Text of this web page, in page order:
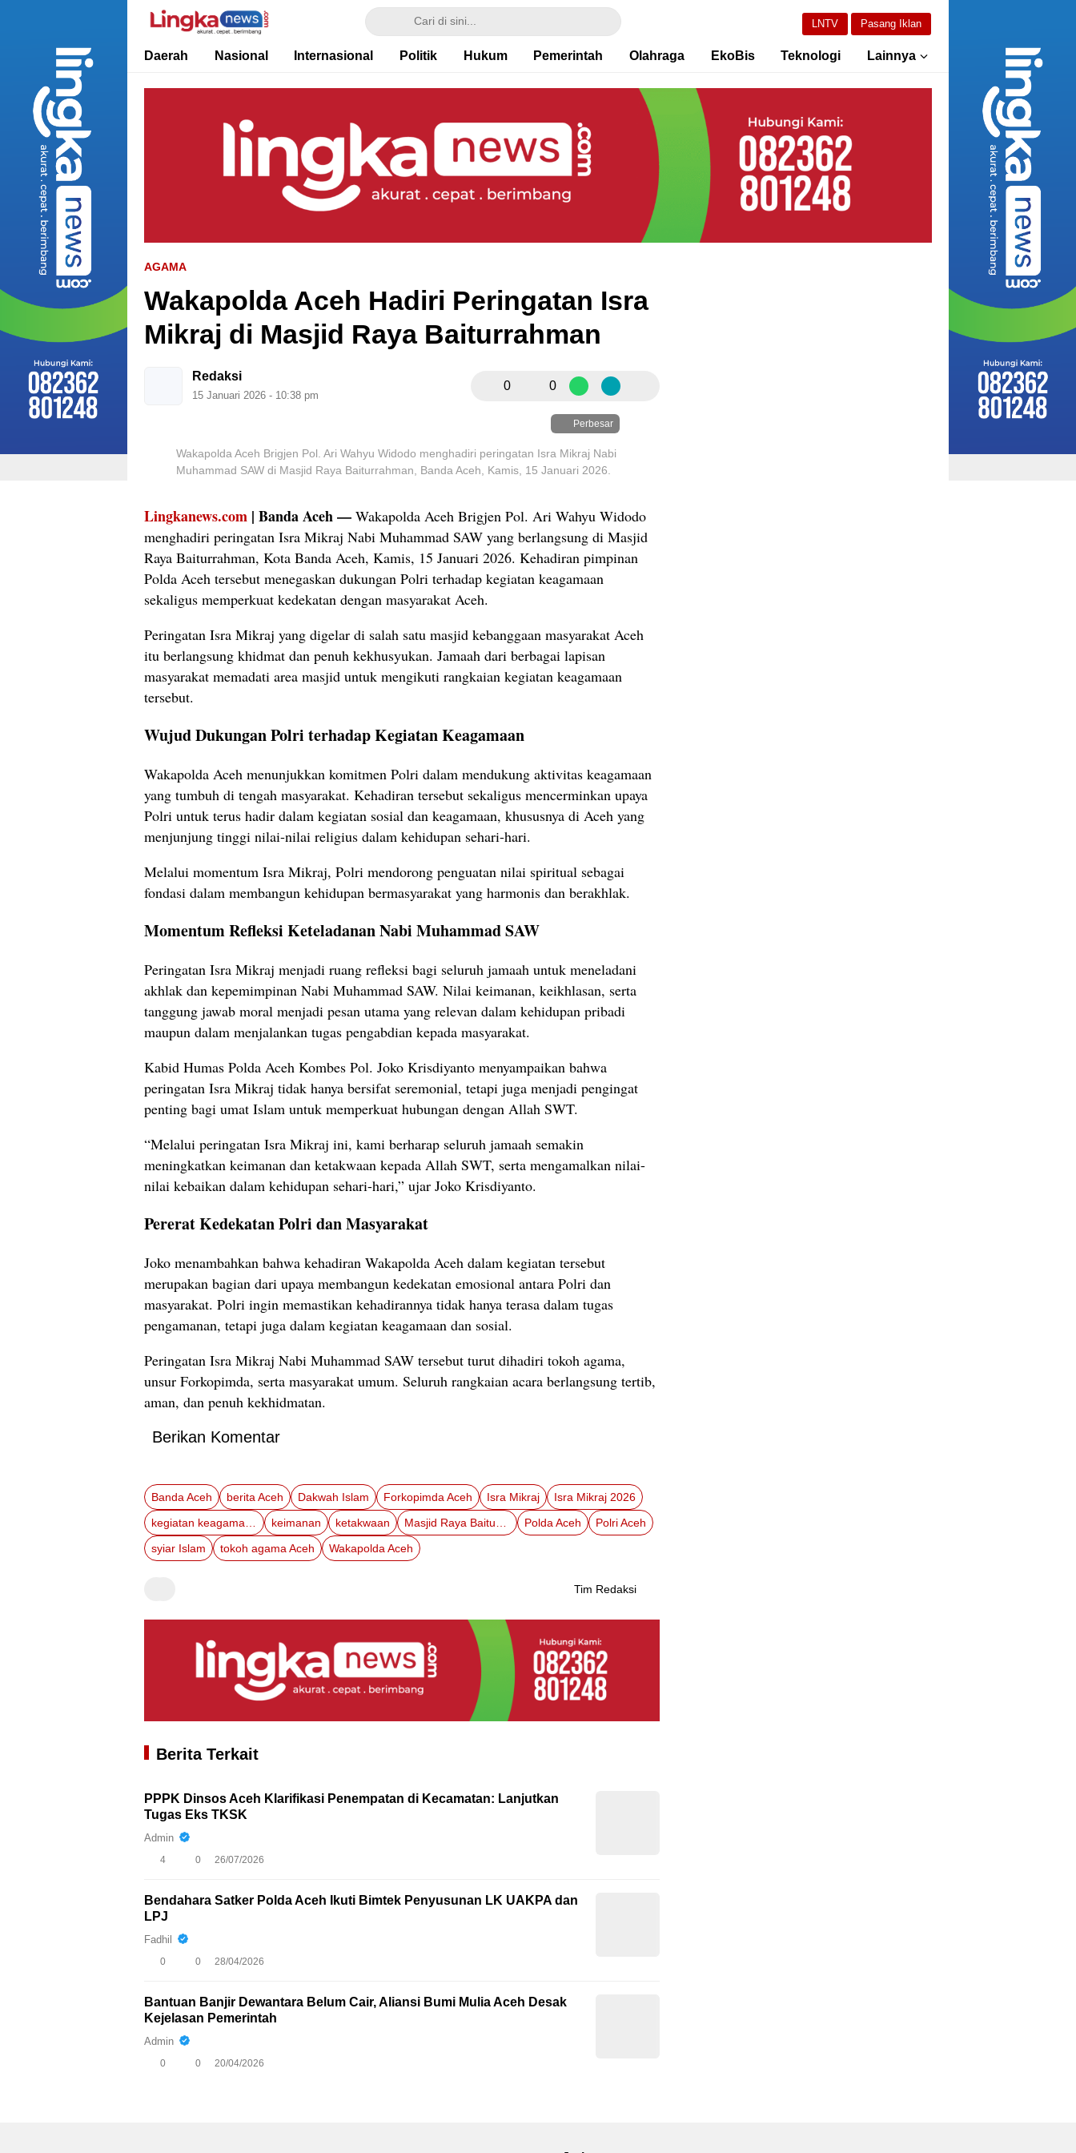
Lingkanews
Akurat. Cepat & Berimbang
LNTV Pasang Iklan
Daerah Nasional Internasional Politik Hukum Pemerintah Olahraga EkoBis Teknologi Lainnya
AGAMA
Wakapolda Aceh Hadiri Peringatan Isra
Mikraj di Masjid Raya Baiturrahman
Redaksi
15 Januari 2026 - 10:38 pm
0 0
Perbesar
Wakapolda Aceh Brigjen Pol. Ari Wahyu Widodo menghadiri peringatan Isra Mikraj Nabi
Muhammad SAW di Masjid Raya Baiturrahman, Banda Aceh, Kamis, 15 Januari 2026.
Lingkanews.com | Banda Aceh — Wakapolda Aceh Brigjen Pol. Ari Wahyu Widodo
menghadiri peringatan Isra Mikraj Nabi Muhammad SAW yang berlangsung di Masjid
Raya Baiturrahman, Kota Banda Aceh, Kamis, 15 Januari 2026. Kehadiran pimpinan
Polda Aceh tersebut menegaskan dukungan Polri terhadap kegiatan keagamaan
sekaligus memperkuat kedekatan dengan masyarakat Aceh.
Peringatan Isra Mikraj yang digelar di salah satu masjid kebanggaan masyarakat Aceh
itu berlangsung khidmat dan penuh kekhusyukan. Jamaah dari berbagai lapisan
masyarakat memadati area masjid untuk mengikuti rangkaian kegiatan keagamaan
tersebut.
Wujud Dukungan Polri terhadap Kegiatan Keagamaan
Wakapolda Aceh menunjukkan komitmen Polri dalam mendukung aktivitas keagamaan
yang tumbuh di tengah masyarakat. Kehadiran tersebut sekaligus mencerminkan upaya
Polri untuk terus hadir dalam kegiatan sosial dan keagamaan, khususnya di Aceh yang
menjunjung tinggi nilai-nilai religius dalam kehidupan sehari-hari.
Melalui momentum Isra Mikraj, Polri mendorong penguatan nilai spiritual sebagai
fondasi dalam membangun kehidupan bermasyarakat yang harmonis dan berakhlak.
Momentum Refleksi Keteladanan Nabi Muhammad SAW
Peringatan Isra Mikraj menjadi ruang refleksi bagi seluruh jamaah untuk meneladani
akhlak dan kepemimpinan Nabi Muhammad SAW. Nilai keimanan, keikhlasan, serta
tanggung jawab moral menjadi pesan utama yang relevan dalam kehidupan pribadi
maupun dalam menjalankan tugas pengabdian kepada masyarakat.
Kabid Humas Polda Aceh Kombes Pol. Joko Krisdiyanto menyampaikan bahwa
peringatan Isra Mikraj tidak hanya bersifat seremonial, tetapi juga menjadi pengingat
penting bagi umat Islam untuk memperkuat hubungan dengan Allah SWT.
“Melalui peringatan Isra Mikraj ini, kami berharap seluruh jamaah semakin
meningkatkan keimanan dan ketakwaan kepada Allah SWT, serta mengamalkan nilai-
nilai kebaikan dalam kehidupan sehari-hari,” ujar Joko Krisdiyanto.
Pererat Kedekatan Polri dan Masyarakat
Joko menambahkan bahwa kehadiran Wakapolda Aceh dalam kegiatan tersebut
merupakan bagian dari upaya membangun kedekatan emosional antara Polri dan
masyarakat. Polri ingin memastikan kehadirannya tidak hanya terasa dalam tugas
pengamanan, tetapi juga dalam kegiatan keagamaan dan sosial.
Peringatan Isra Mikraj Nabi Muhammad SAW tersebut turut dihadiri tokoh agama,
unsur Forkopimda, serta masyarakat umum. Seluruh rangkaian acara berlangsung tertib,
aman, dan penuh kekhidmatan.
Berikan Komentar
Banda Aceh berita Aceh Dakwah Islam Forkopimda Aceh Isra Mikraj
Isra Mikraj 2026
kegiatan keagamaan
keimanan ketakwaan Masjid Raya Baiturrahman Polda Aceh
Polri Aceh
syiar Islam
tokoh agama Aceh Wakapolda Aceh
Tim Redaksi
Berita Terkait
PPPK Dinsos Aceh Klarifikasi Penempatan di Kecamatan: Lanjutkan
Tugas Eks TKSK
Admin
4 0 26/07/2026
Bendahara Satker Polda Aceh Ikuti Bimtek Penyusunan LK UAKPA dan
LPJ
Fadhil
0 0 28/04/2026
Bantuan Banjir Dewantara Belum Cair, Aliansi Bumi Mulia Aceh Desak
Kejelasan Pemerintah
Admin
0 0 20/04/2026